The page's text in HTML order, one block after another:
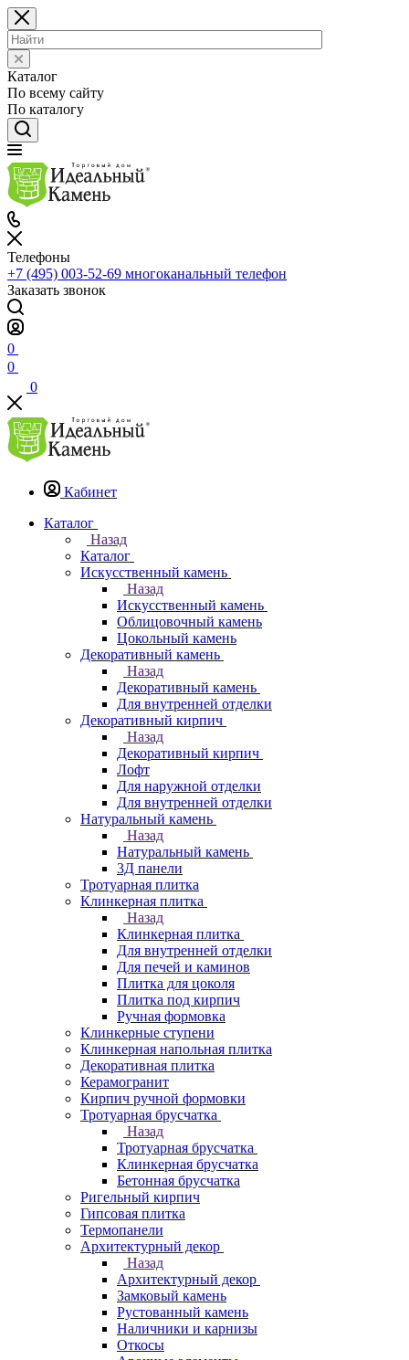
Каталог
По всему сайту
По каталогу
Телефоны
+7 (495) 003-52-69 многоканальный телефон
Заказать звонок
0
0
0
Кабинет
Каталог
Назад
Каталог
Искусственный камень
Назад
Искусственный камень
Облицовочный камень
Цокольный камень
Декоративный камень
Назад
Декоративный камень
Для внутренней отделки
Декоративный кирпич
Назад
Декоративный кирпич
Лофт
Для наружной отделки
Для внутренней отделки
Натуральный камень
Назад
Натуральный камень
3Д панели
Тротуарная плитка
Клинкерная плитка
Назад
Клинкерная плитка
Для внутренней отделки
Для печей и каминов
Плитка для цоколя
Плитка под кирпич
Ручная формовка
Клинкерные ступени
Клинкерная напольная плитка
Декоративная плитка
Керамогранит
Кирпич ручной формовки
Тротуарная брусчатка
Назад
Тротуарная брусчатка
Клинкерная брусчатка
Бетонная брусчатка
Ригельный кирпич
Гипсовая плитка
Термопанели
Архитектурный декор
Назад
Архитектурный декор
Замковый камень
Рустованный камень
Наличники и карнизы
Откосы